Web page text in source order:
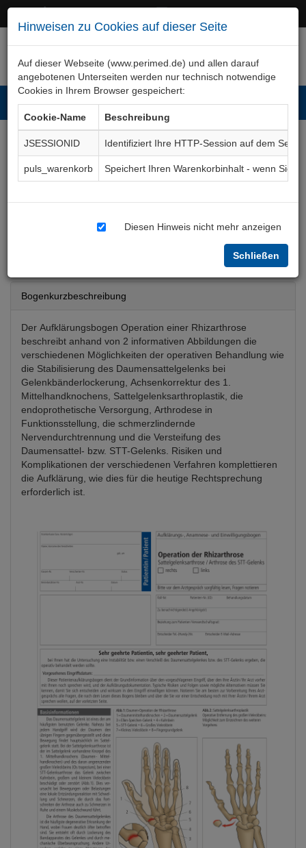
Hinweisen zu Cookies auf dieser Seite
Auf dieser Webseite (www.perimed.de) und allen darauf
angebotenen Unterseiten werden nur technisch notwendige
Cookies in Ihrem Browser gespeichert:
Cookie-Name
Beschreibung
JSESSIONID
Identifiziert Ihre HTTP-Session auf dem Server
puls_warenkorb
Speichert Ihren Warenkorbinhalt - wenn Sie
Diesen Hinweis nicht mehr anzeigen
Schließen
Sattelgelenksarthrose
(Rhizarthrose), Op /
Arthrose STT-Gelenk
ChHd017De
Bogenkurzbeschreibung
Der Aufklärungsbogen Operation einer Rhizarthrose
beschreibt anhand von 2 informativen Abbildungen die
verschiedenen Möglichkeiten der operativen Behandlung wie
die Stabilisierung des Daumensattelgelenks bei
Gelenkbänderlockerung, Achsenkorrektur des 1.
Mittelhandknochens, Sattelgelenksarthroplastik, die
endoprothetische Versorgung, Arthrodese in
Funktionsstellung, die schmerzlindernde
Nervendurchtrennung und die Versteifung des
Daumensattel- bzw. STT-Gelenks. Risiken und
Komplikationen der verschiedenen Verfahren komplettieren
die Aufklärung, wie dies für die heutige Rechtsprechung
erforderlich ist.